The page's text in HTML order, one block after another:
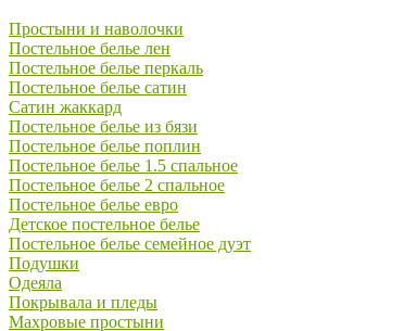
Простыни и наволочки
Постельное белье лен
Постельное белье перкаль
Постельное белье сатин
Сатин жаккард
Постельное белье из бязи
Постельное белье поплин
Постельное белье 1.5 спальное
Постельное белье 2 спальное
Постельное белье евро
Детское постельное белье
Постельное белье семейное дуэт
Подушки
Одеяла
Покрывала и пледы
Махровые простыни